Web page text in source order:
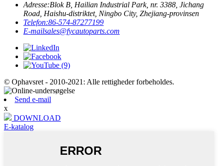
Adresse:Blok B, Hailian Industrial Park, nr. 3388, Jichang
Road, Haishu-distriktet, Ningbo City, Zhejiang-provinsen
Telefon:86-574-87277199
E-mailsales@fycautoparts.com
© Ophavsret - 2010-2021: Alle rettigheder forbeholdes.
Send e-mail
x
DOWNLOAD
E-katalog